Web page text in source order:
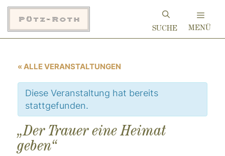
Zum
Inhalt
springen
MENÜ
« ALLE VERANSTALTUNGEN
Diese Veranstaltung hat bereits
stattgefunden.
„Der Trauer eine Heimat
geben“